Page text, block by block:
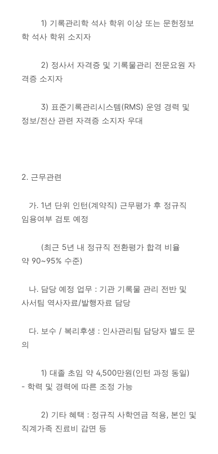
1) 기록관리학 석사 학위 이상 또는 문헌정보
학 석사 학위 소지자
2) 정사서 자격증 및 기록물관리 전문요원 자
격증 소지자
3) 표준기록관리시스템(RMS) 운영 경력 및
정보/전산 관련 자격증 소지자 우대
2. 근무관련
가. 1년 단위 인턴(계약직) 근무평가 후 정규직
임용여부 검토 예정
(최근 5년 내 정규직 전환평가 합격 비율
약 90~95% 수준)
나. 담당 예정 업무 : 기관 기록물 관리 전반 및
사서팀 역사자료/발행자료 담당
다. 보수 / 복리후생 : 인사관리팀 담당자 별도 문
의
1) 대졸 초임 약 4,500만원(인턴 과정 동일)
- 학력 및 경력에 따른 조정 가능
2) 기타 혜택 : 정규직 사학연금 적용, 본인 및
직계가족 진료비 감면 등